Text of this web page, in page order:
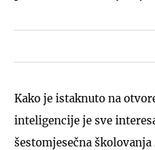
Kako je istaknuto na
inteligencije je sve
šestomjesečna